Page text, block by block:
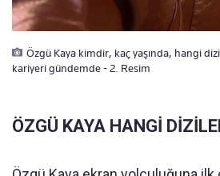
Özgü Kaya kimdir, kaç yaşında, hangi
kariyeri gündemde - 2. Resim
ÖZGÜ KAYA HANGİ